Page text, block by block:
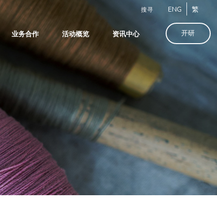
搜寻 ENG 繁
业务合作 活动概览 资讯中心 开研